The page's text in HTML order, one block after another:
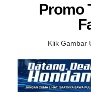
Promo
Klik Gambar